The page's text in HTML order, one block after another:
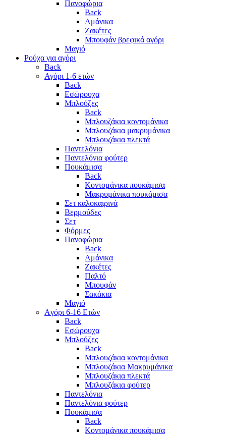
Πανοφώρια
Back
Αμάνικα
Ζακέτες
Μπουφάν βρεφικά αγόρι
Μαγιό
Ρούχα για αγόρι
Back
Αγόρι 1-6 ετών
Back
Εσώρουχα
Μπλούζες
Back
Μπλουζάκια κοντομάνικα
Μπλουζάκια μακρυμάνικα
Μπλουζάκια πλεκτά
Παντελόνια
Παντελόνια φούτερ
Πουκάμισα
Back
Κοντομάνικα πουκάμισα
Μακρυμάνικα πουκάμισα
Σετ καλοκαιρινά
Βερμούδες
Σετ
Φόρμες
Πανοφώρια
Back
Αμάνικα
Ζακέτες
Παλτό
Μπουφάν
Σακάκια
Μαγιό
Aγόρι 6-16 Ετών
Back
Eσώρουχα
Μπλούζες
Back
Μπλουζάκια κοντομάνικα
Μπλουζάκια Μακρυμάνικα
Μπλουζάκια πλεκτά
Μπλουζάκια φούτερ
Παντελόνια
Παντελόνια φούτερ
Πουκάμισα
Back
Κοντομάνικα πουκάμισα